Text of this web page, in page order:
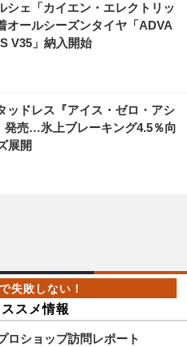
シェ「カイエン・エレクトリッ
オールシーズンタイヤ「ADVA
V35」納入開始
ッドレス『アイス・ゼロ・アシ
発売…氷上ブレーキング4.5％向
展開
スメ情報
ロショップ訪問レポート